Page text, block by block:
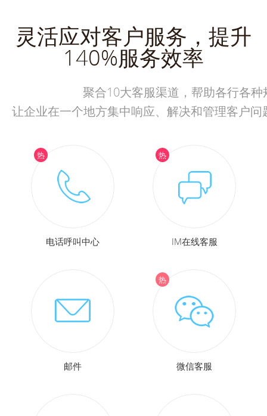
灵活应对客户服务，提升
140%服务效率
聚合10大客服渠道，帮助各行各
让企业在一个地方集中响应、解决和管理客户
电话呼叫中心 IM在线客服
邮件 微信客服